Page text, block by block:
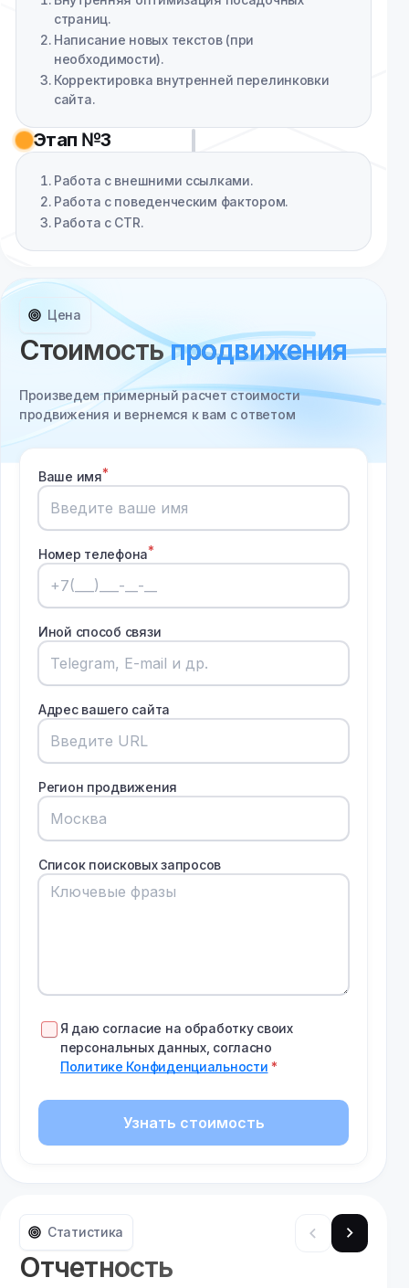
страниц.
Написание новых текстов (при
необходимости).
Корректировка внутренней перелинковки
сайта.
Этап №3
Работа с внешними ссылками.
Работа с поведенческим фактором.
Работа с CTR.
Цена
Стоимостьпродвижения
Произведем примерный расчет стоимости
продвижения и вернемся к вам с ответом
Ваше имя
Номер телефона
Иной способ связи
Адрес вашего сайта
Регион продвижения
Список поисковых запросов
Я даю согласие на обработку своих
персональных данных, согласно
Политике Конфиденциальности
Узнать стоимость
Статистика
Отчетность